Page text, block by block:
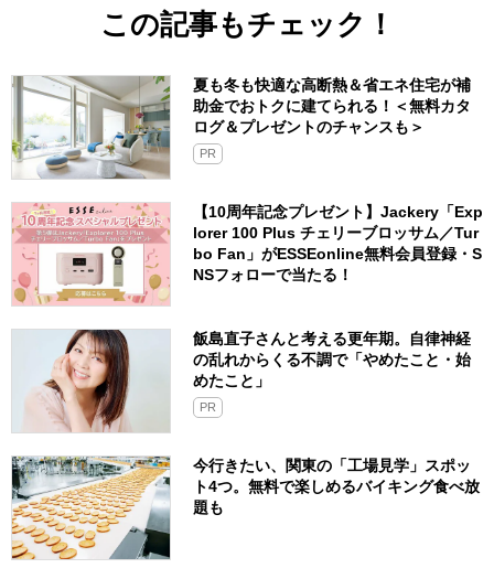
この記事もチェック！
夏も冬も快適な高断熱＆省エネ住宅が補
助金でおトクに建てられる！＜無料カタ
ログ＆プレゼントのチャンスも＞
PR
【10周年記念プレゼント】Jackery「Exp
lorer 100 Plus チェリーブロッサム／Tur
bo Fan」がESSEonline無料会員登録・S
NSフォローで当たる！
飯島直子さんと考える更年期。自律神経
の乱れからくる不調で「やめたこと・始
めたこと」
PR
今行きたい、関東の「工場見学」スポッ
ト4つ。無料で楽しめるバイキング食べ放
題も